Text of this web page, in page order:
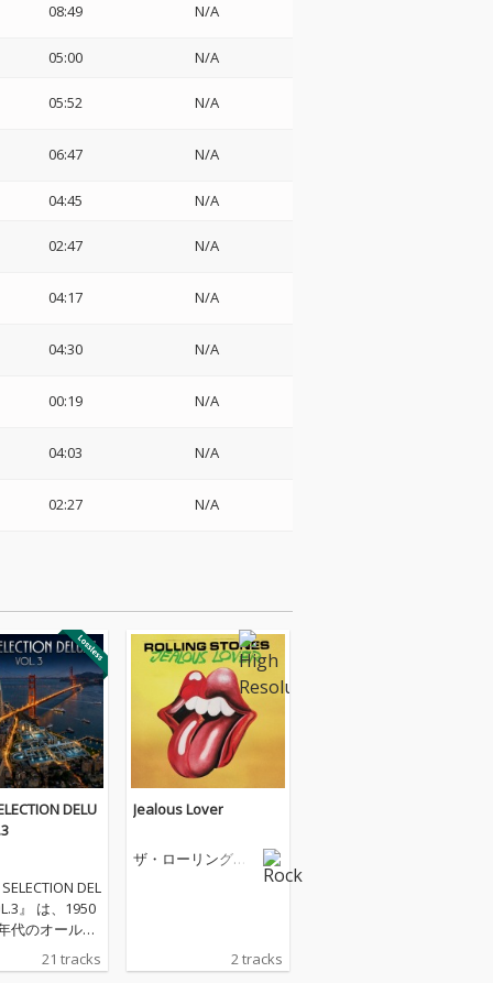
08:49 N/A
05:00 N/A
05:52 N/A
06:47 N/A
04:45 N/A
02:47 N/A
04:17 N/A
04:30 N/A
00:19 N/A
04:03 N/A
02:27 N/A
DELU
SELECTION DEL
』 は、1950
代のオールデ
金期を象徴す
ット曲を幅広
21 tracks
Jealous Lover
ザ・ローリング・
2 tracks